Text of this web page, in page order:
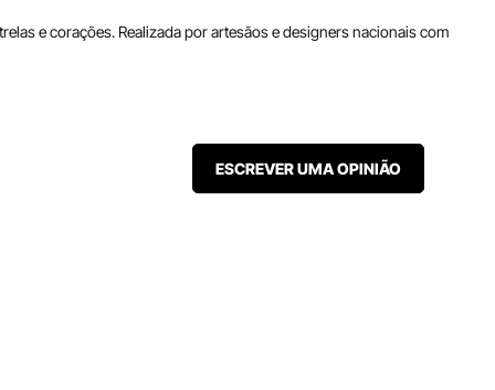
e corações. Realizada por artesãos e designers nacionais com
ESCREVER UMA OPINIÃO